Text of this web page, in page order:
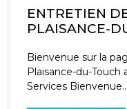
ENTRETIEN
PLAISANCE-
Bienvenue sur la
Plaisance-du-
Services Bienvenue...